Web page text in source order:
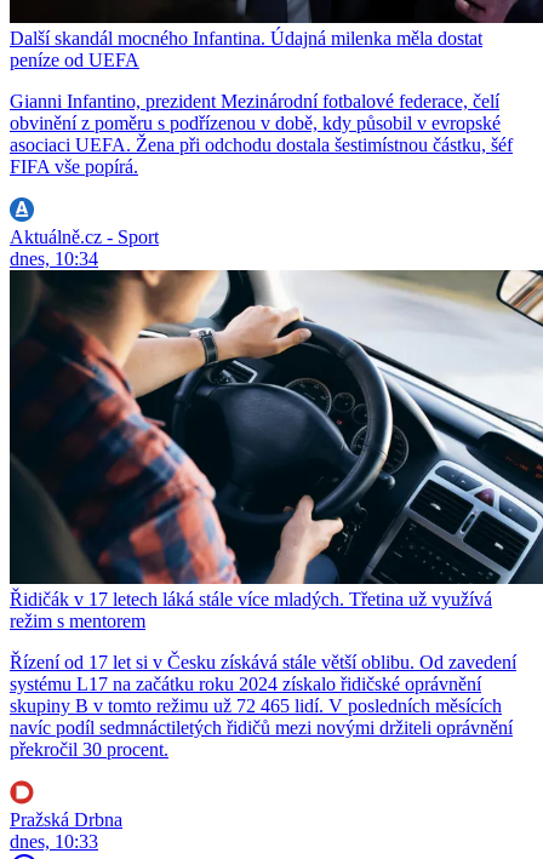
Další skandál mocného Infantina. Údajná milenka měla dostat
peníze od UEFA
Gianni Infantino, prezident Mezinárodní fotbalové federace, čelí
obvinění z poměru s podřízenou v době, kdy působil v evropské
asociaci UEFA. Žena při odchodu dostala šestimístnou částku, šéf
FIFA vše popírá.
Aktuálně.cz - Sport
dnes, 10:34
Řidičák v 17 letech láká stále více mladých. Třetina už využívá
režim s mentorem
Řízení od 17 let si v Česku získává stále větší oblibu. Od zavedení
systému L17 na začátku roku 2024 získalo řidičské oprávnění
skupiny B v tomto režimu už 72 465 lidí. V posledních měsících
navíc podíl sedmnáctiletých řidičů mezi novými držiteli oprávnění
překročil 30 procent.
Pražská Drbna
dnes, 10:33